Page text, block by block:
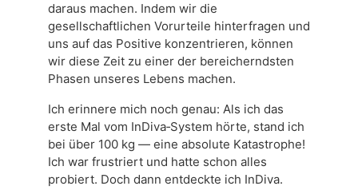
daraus machen. Indem wir die
gesellschaftlichen Vorurteile hinterfragen und
uns auf das Positive konzentrieren, können
wir diese Zeit zu einer der bereicherndsten
Phasen unseres Lebens machen.
Ich erinnere mich noch genau: Als ich das
erste Mal vom InDiva‑System hörte, stand ich
bei über 100 kg — eine absolute Katastrophe!
Ich war frustriert und hatte schon alles
probiert. Doch dann entdeckte ich InDiva.